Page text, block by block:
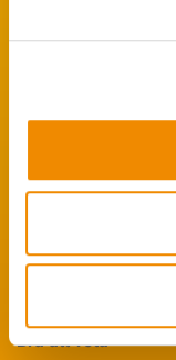
Avelsstrategi
Koklippning
Bra att veta